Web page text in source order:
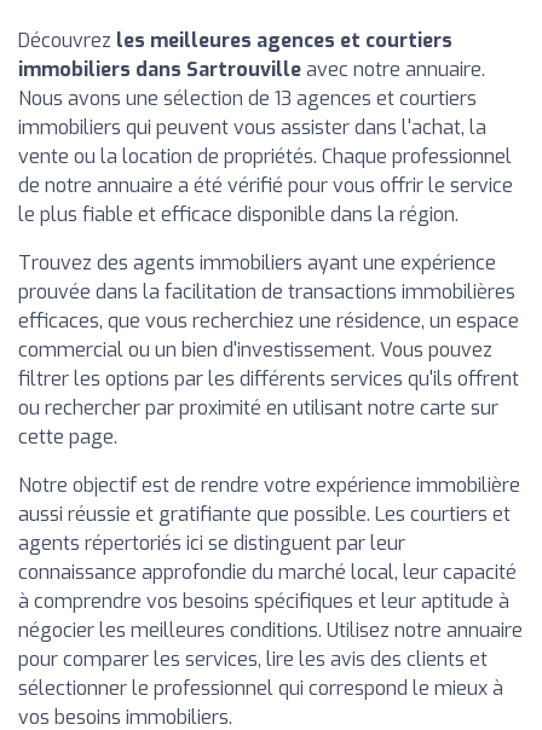
Découvrez les meilleures agences et courtiers
immobiliers dans Sartrouvilleavec notre annuaire.
Nous avons une sélection de 13 agences et courtiers
immobiliers qui peuvent vous assister dans l'achat, la
vente ou la location de propriétés. Chaque professionnel
de notre annuaire a été vérifié pour vous offrir le service
le plus fiable et efficace disponible dans la région.
Trouvez des agents immobiliers ayant une expérience
prouvée dans la facilitation de transactions immobilières
efficaces, que vous recherchiez une résidence, un espace
commercial ou un bien d'investissement. Vous pouvez
filtrer les options par les différents services qu'ils offrent
ou rechercher par proximité en utilisant notre carte sur
cette page.
Notre objectif est de rendre votre expérience immobilière
aussi réussie et gratifiante que possible. Les courtiers et
agents répertoriés ici se distinguent par leur
connaissance approfondie du marché local, leur capacité
à comprendre vos besoins spécifiques et leur aptitude à
négocier les meilleures conditions. Utilisez notre annuaire
pour comparer les services, lire les avis des clients et
sélectionner le professionnel qui correspond le mieux à
vos besoins immobiliers.